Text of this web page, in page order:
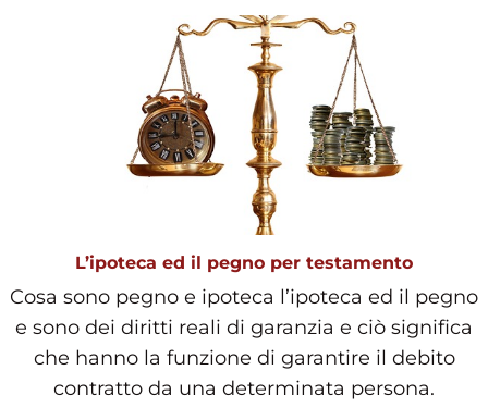
L’ipoteca ed il pegno per testamento
Cosa sono pegno e ipoteca l’ipoteca ed il pegno
e sono dei diritti reali di garanzia e ciò significa
che hanno la funzione di garantire il debito
contratto da una determinata persona.